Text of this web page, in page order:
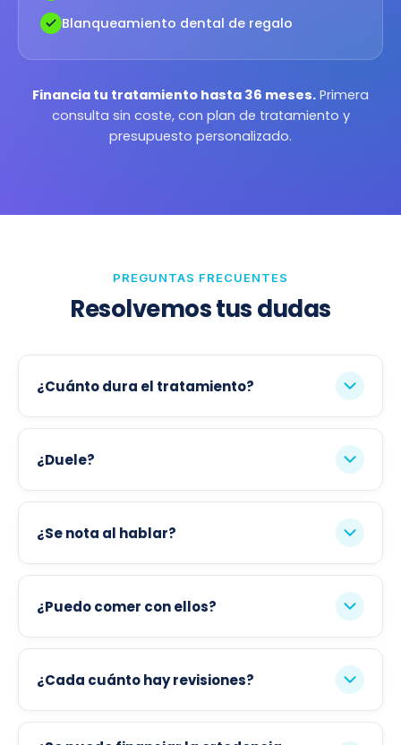
Blanqueamiento dental de regalo
Financia tu tratamiento hasta 36 meses. Primera
consulta sin coste, con plan de tratamiento y
presupuesto personalizado.
PREGUNTAS FRECUENTES
Resolvemos tus dudas
¿Cuánto dura el tratamiento?
¿Duele?
¿Se nota al hablar?
¿Puedo comer con ellos?
¿Cada cuánto hay revisiones?